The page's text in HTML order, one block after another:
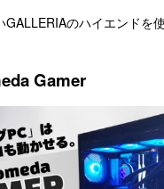
のハイエンドを
Gamer